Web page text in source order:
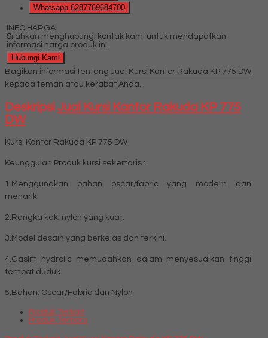
Whatsapp 6287769684700
INFO HARGA
Silahkan menghubungi kontak kami untuk mendapatkan
informasi harga produk ini.
Hubungi Kami
Bagikan informasi tentang Jual Kursi Kantor Rakuda KP 775 DW
kepada teman atau kerabat Anda.
DeskripsiJual Kursi Kantor Rakuda KP 775
DW
Kursi Kantor Rakuda KP 775 DW
Keunggulan Produk kursi sekertaris :
1.Menggunakan bahan oscar/fabric yang modern dan
menarik.
2.Rangka kaki nylon yang kuat.
3.Model desain yang berkelas dan terkini.
4.Gaslift hydrolic memudahkan dalam menyesuaikan tinggi
tempat duduk.
5.Bahan: Oscar/Fabric dan Nylon
Produk Terkait
Produk Terbaru